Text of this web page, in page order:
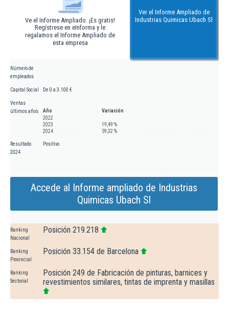
Ve el Informe Ampliado. ¡Es gratis!
Regístrese en eInforma y le
regalamos el Informe Ampliado de
esta empresa
Ver el Informe Ampliado de
Industrias Quimicas Ubach Sl
Número de
empleados
Capital Social De 0 a 3.100 €
Ventas
últimos años
Año
Variación
2022
2023
19,49 %
2024
59,32 %
Resultado
2024
Positivo
Accede al Informe ampliado de Industrias
Quimicas Ubach Sl
Ranking
Nacional
Posición 219.218
Ranking
Provincial
Posición 33.154 de Barcelona
Ranking
Sectorial
Posición 249 de Fabricación de pinturas, barnices y
revestimientos similares, tintas de imprenta y masillas